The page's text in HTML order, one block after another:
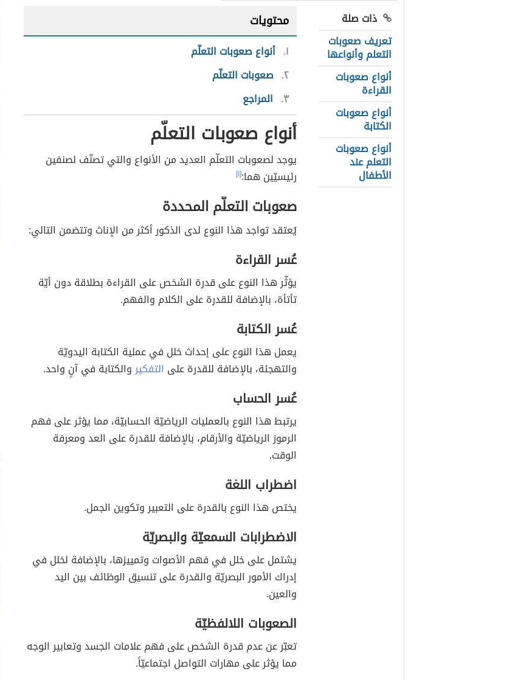
ذات صلة
تعريف صعوبات
التعلم وأنواعها
أنواع صعوبات
القراءة
أنواع صعوبات
الكتابة
أنواع صعوبات
التعلم عند
الأطفال
محتويات
١ أنواع صعوبات التعلّم
٢ صعوبات التعلّم
٣ المراجع
أنواع صعوبات التعلّم
يوجد لصعوبات التعلّم العديد من الأنواع والتي تصنّف لصنفين
رئيسيّين هما:[١]
صعوبات التعلّم المحددة
يُعتقد تواجد هذا النوع لدى الذكور أكثر من الإناث وتتضمن التالي:
عُسر القراءة
يؤثّر هذا النوع على قدرة الشخص على القراءة بطلاقة دون أيّة
تأتأة، بالإضافة للقدرة على الكلام والفهم.
عُسر الكتابة
يعمل هذا النوع على إحداث خلل في عملية الكتابة اليدويّة
والتهجئة، بالإضافة للقدرة على التفكيروالكتابة في آنٍ واحد.
عُسر الحساب
يرتبط هذا النوع بالعمليات الرياضيّة الحسابيّة، مما يؤثر على فهم
الرموز الرياضيّة والأرقام، بالإضافة للقدرة على العد ومعرفة
الوقت.
اضطراب اللغة
يختص هذا النوع بالقدرة على التعبير وتكوين الجمل.
الاضطرابات السمعيّة والبصريّة
يشتمل على خلل في فهم الأصوات وتمييزها، بالإضافة لخلل في
إدراك الأمور البصريّة والقدرة على تنسيق الوظائف بين اليد
والعين.
الصعوبات اللالفظيّة
تعبّر عن عدم قدرة الشخص على فهم علامات الجسد وتعابير الوجه
مما يؤثر على مهارات التواصل اجتماعيّاً.